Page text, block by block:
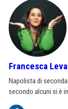
Francesca Leva
Napolista di
secondo alcuni si è